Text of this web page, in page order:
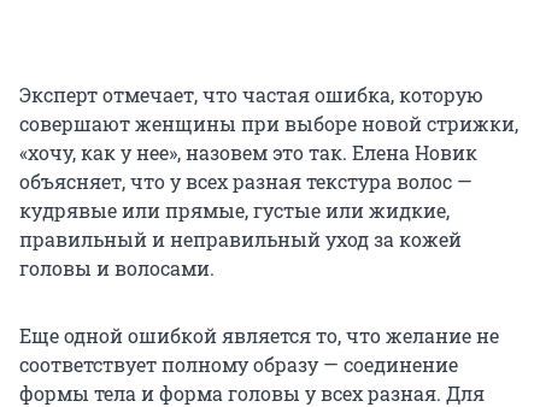
Эксперт отмечает, что частая ошибка, которую
совершают женщины при выборе новой стрижки,
«хочу, как у нее», назовем это так. Елена Новик
объясняет, что у всех разная текстура волос —
кудрявые или прямые, густые или жидкие,
правильный и неправильный уход за кожей
головы и волосами.
Еще одной ошибкой является то, что желание не
соответствует полному образу — соединение
формы тела и форма головы у всех разная. Для